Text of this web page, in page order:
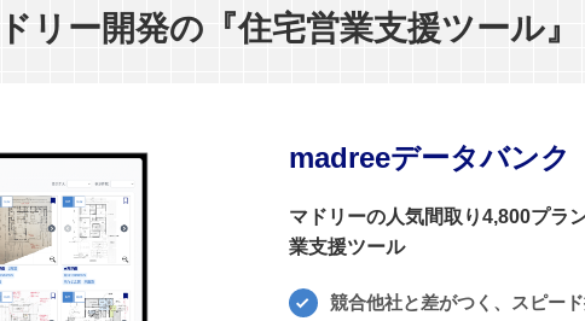
リー開発の『住宅営業支援ツール』
madreeデータバンク
マドリーの人気間取り4,800プラ
業支援ツール
競合他社と差がつく、スピー